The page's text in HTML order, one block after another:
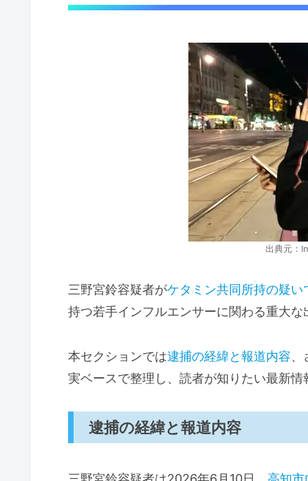
出典元：
三野宮鈴容疑者がケタミン共同所持の疑い
持つ若手インフルエンサーに関わる重大な
本セクションでは逮捕の経緯と報道内容、
実ベースで整理し、読者が知りたい最新
逮捕の経緯と報道内容